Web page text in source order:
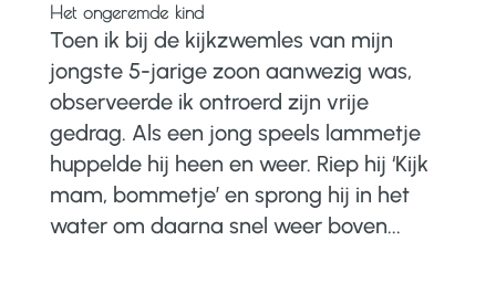
Het ongeremde kind
Toen ik bij de kijkzwemles van mijn
jongste 5-jarige zoon aanwezig was,
observeerde ik ontroerd zijn vrije
gedrag. Als een jong speels lammetje
huppelde hij heen en weer. Riep hij ‘Kijk
mam, bommetje’ en sprong hij in het
water om daarna snel weer boven...